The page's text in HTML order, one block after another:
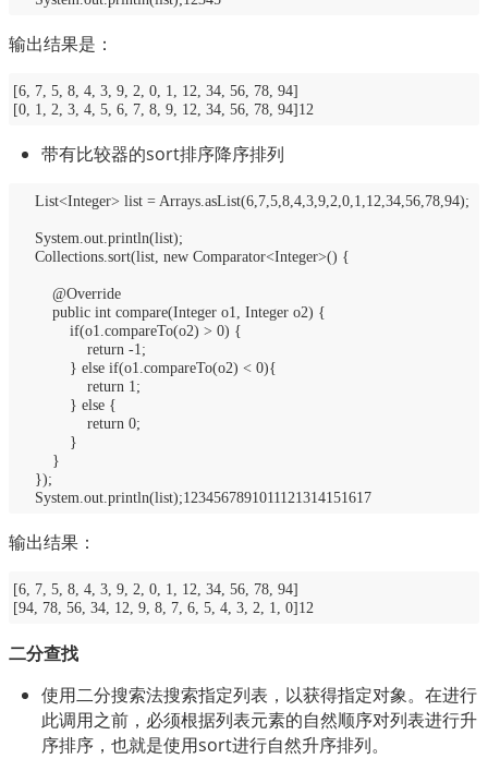
输出结果是：
[6, 7, 5, 8, 4, 3, 9, 2, 0, 1, 12, 34, 56, 78, 94]
[0, 1, 2, 3, 4, 5, 6, 7, 8, 9, 12, 34, 56, 78, 94]12
带有比较器的sort排序降序排列
List<Integer> list = Arrays.asList(6,7,5,8,4,3,9,2,0,1,12,34,56,78,94);
System.out.println(list);
Collections.sort(list, new Comparator<Integer>() {
@Override
public int compare(Integer o1, Integer o2) {
if(o1.compareTo(o2) > 0) {
return -1;
} else if(o1.compareTo(o2) < 0){
return 1;
} else {
return 0;
}
}
});
System.out.println(list);1234567891011121314151617
输出结果：
[6, 7, 5, 8, 4, 3, 9, 2, 0, 1, 12, 34, 56, 78, 94]
[94, 78, 56, 34, 12, 9, 8, 7, 6, 5, 4, 3, 2, 1, 0]12
二分查找
使用二分搜索法搜索指定列表，以获得指定对象。在进行
此调用之前，必须根据列表元素的自然顺序对列表进行升
序排序，也就是使用sort进行自然升序排列。